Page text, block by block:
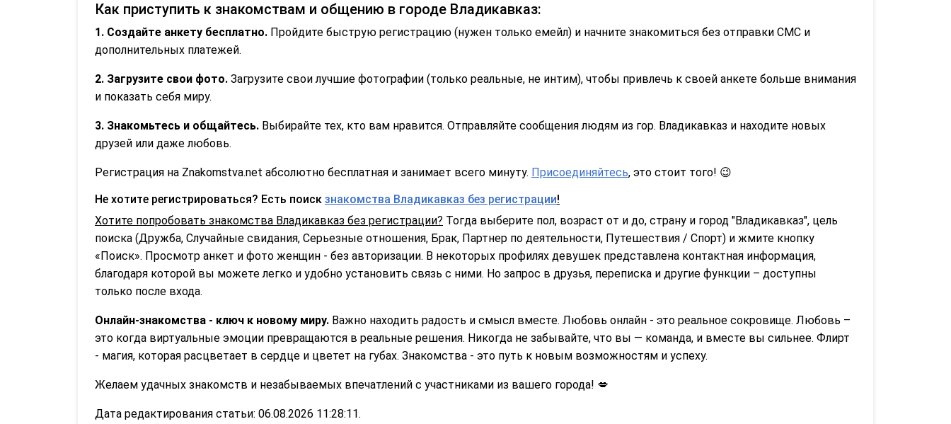
Как приступить к знакомствам и общению в городе Владикавказ:
1. Создайте анкету бесплатно. Пройдите быструю регистрацию (нужен только емейл) и начните знакомиться без отправки СМС и
дополнительных платежей.
2. Загрузите свои фото. Загрузите свои лучшие фотографии (только реальные, не интим), чтобы привлечь к своей анкете больше внимания
и показать себя миру.
3. Знакомьтесь и общайтесь. Выбирайте тех, кто вам нравится. Отправляйте сообщения людям из гор. Владикавказ и находите новых
друзей или даже любовь.
Регистрация на Znakomstva.net абсолютно бесплатная и занимает всего минуту. Присоединяйтесь, это стоит того! 😉
Не хотите регистрироваться? Есть поиск знакомства Владикавказ без регистрации!
Хотите попробовать знакомства Владикавказ без регистрации? Тогда выберите пол, возраст от и до, страну и город "Владикавказ", цель
поиска (Дружба, Случайные свидания, Серьезные отношения, Брак, Партнер по деятельности, Путешествия / Спорт) и жмите кнопку
«Поиск». Просмотр анкет и фото женщин - без авторизации. В некоторых профилях девушек представлена контактная информация,
благодаря которой вы можете легко и удобно установить связь с ними. Но запрос в друзья, переписка и другие функции – доступны
только после входа.
Онлайн-знакомства - ключ к новому миру. Важно находить радость и смысл вместе. Любовь онлайн - это реальное сокровище. Любовь –
это когда виртуальные эмоции превращаются в реальные решения. Никогда не забывайте, что вы — команда, и вместе вы сильнее. Флирт
- магия, которая расцветает в сердце и цветет на губах. Знакомства - это путь к новым возможностям и успеху.
Желаем удачных знакомств и незабываемых впечатлений с участниками из вашего города! 💋
Дата редактирования статьи: 06.08.2026 11:28:11.